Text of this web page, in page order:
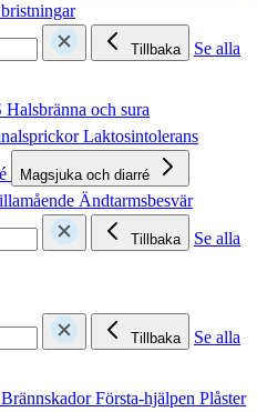
Tillbaka
Se alla
Halsbränna och sura
Laktosintolerans
Magsjuka och diarré
Ändtarmsbesvär
Tillbaka
Se alla
Tillbaka
Se alla
BrännskadorFörsta-hjälpen Plåster